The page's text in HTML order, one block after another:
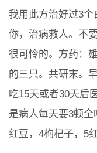
我用此方治好过3
你，治病救人。不
很可怜的。方药：
的三只。共研末。
吃15天或者30天后
是病人每天要3顿
红豆，4枸杞子，5